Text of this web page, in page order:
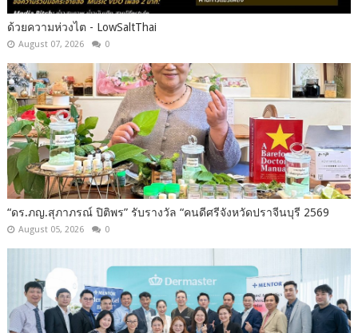
ด้วยความห่วงไต - LowSaltThai
August 07, 2026 0
“ดร.ภญ.สุภาภรณ์ ปิติพร” รับรางวัล “คนดีศรีจังหวัดปราจีนบุรี 2569
August 05, 2026 0